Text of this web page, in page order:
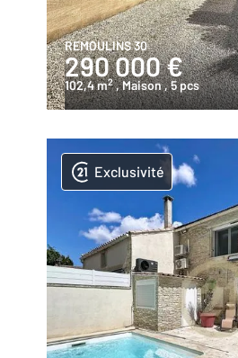
REMOULINS 30
290 000 €
102,4 m2 , Maison, 5 pcs
Exclusivité